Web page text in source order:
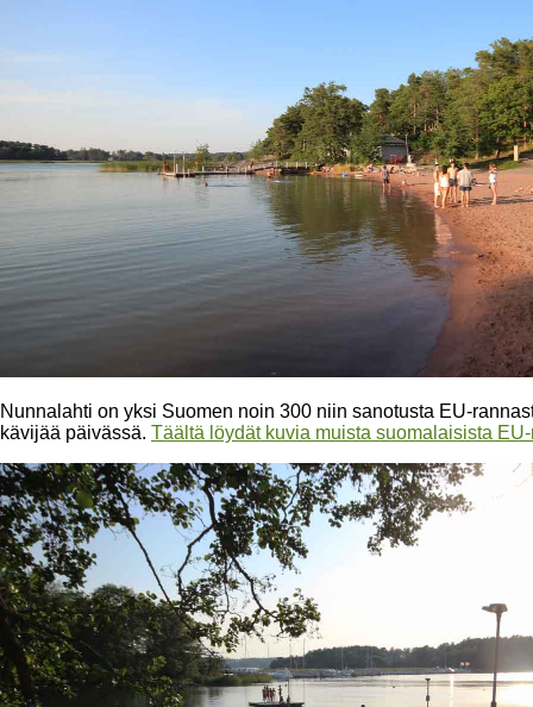
Nunnalahti on yksi Suomen noin 300 niin sanotusta EU-
kävijää päivässä. Täältä löydät kuvia muista suomalaisista